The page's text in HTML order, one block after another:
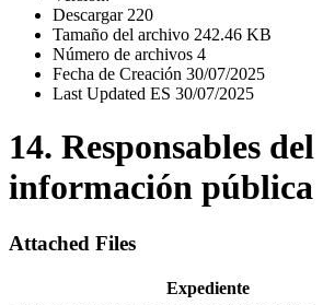
Descargar 220
Tamaño del archivo 242.46 KB
Número de archivos 4
Fecha de Creación 30/07/2025
Last Updated ES 30/07/2025
14. Responsables del
información pública
Attached Files
Expediente